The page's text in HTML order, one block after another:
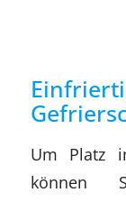
Um Platz
können